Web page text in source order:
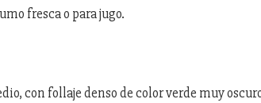
fresca o para jugo.
con follaje denso de color verde muy